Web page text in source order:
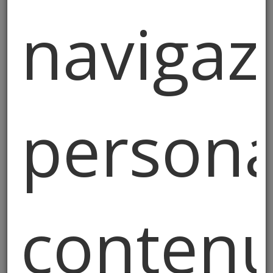
norme di legge in
materia di garanzia legale per i
consumatori (D. Lgs. 206/2005 –
Codice del Consumo).
secondo le modalità indicate nella
pagina dedicata.
Il Titolare non sarà responsabile per
cause di forza maggiore o a
soggetti terzi (es. corrieri).